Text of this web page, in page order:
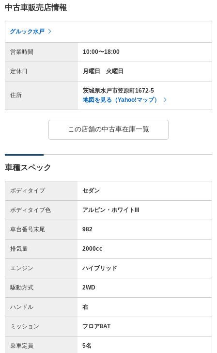
中古車販売店情報
グルック水戸
営業時間 10:00〜18:00
定休日 月曜日 火曜日
住所
茨城県水戸市笠原町1672-5
地図を見る（Yahoo!マップ）
この店舗の中古車在庫一覧
車種スペック
ボディタイプ セダン
ボディタイプ色 アルピン・ホワイトIII
車台番号末尾 982
排気量 2000cc
エンジン ハイブリッド
駆動方式 2WD
ハンドル 右
ミッション フロア8AT
乗車定員 5名